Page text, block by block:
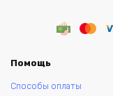
Помощь
Способы оплаты